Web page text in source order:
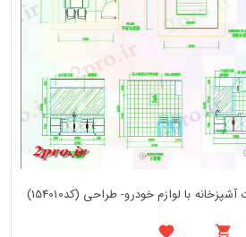
با لوازم خودرو- طراحی (کد154010)